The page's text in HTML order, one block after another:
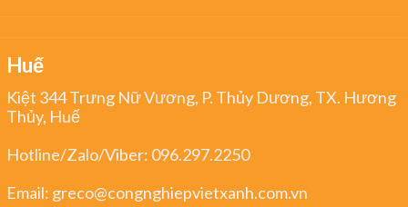
Huế
Kiệt 344 Trưng Nữ Vương, P. Thủy Dương, TX. Hương
Thủy, Huế
Hotline/Zalo/Viber: 096.297.2250
Email: greco@congnghiepvietxanh.com.vn